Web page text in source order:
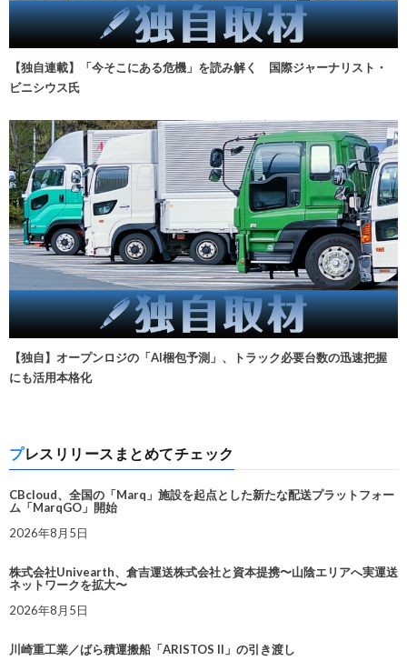
【独自連載】「今そこにある危機」を読み解く 国際ジャーナリスト・
ビニシウス氏
【独自】オープンロジの「AI梱包予測」、トラック必要台数の迅速把握
にも活用本格化
プレスリリースまとめてチェック
CBcloud、全国の「Marq」施設を起点とした新たな配送プラットフォー
ム「MarqGO」開始
2026年8月5日
株式会社Univearth、倉吉運送株式会社と資本提携〜山陰エリアへ実運送
ネットワークを拡大〜
2026年8月5日
川崎重工業／ばら積運搬船「ARISTOS II」の引き渡し